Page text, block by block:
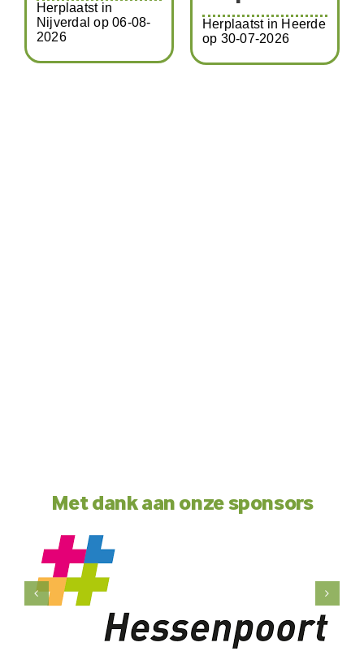
in Heerde
30-07-2026
Herplaatst
Herplaatst in Zwolle
op 01-08-2026
Met dank aan onze sponsors